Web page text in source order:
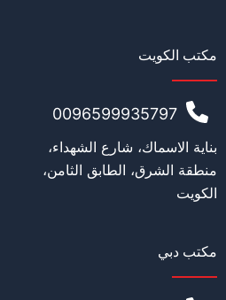
مكتب الكويت
0096599935797
بناية الاسماك، شارع الشهداء،
منطقة الشرق، الطابق الثامن،
الكويت
مكتب دبي